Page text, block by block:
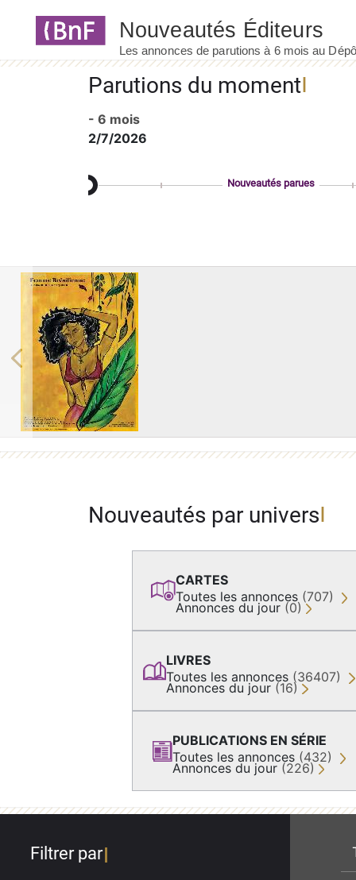
Parutions du moment
- 6 mois
2/7/2026
Nouveautés parues
Previous
Nouveautés par univers
CARTES
Toutes les annonces (707)
Annonces du jour (0)
LIVRES
Toutes les annonces (36407)
Annonces du jour (16)
PUBLICATIONS EN SÉRIE
Toutes les annonces (432)
Annonces du jour (226)
Filtrer par